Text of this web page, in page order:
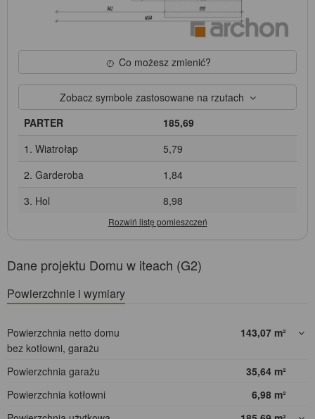
Co możesz zmienić?
Zobacz symbole zastosowane na rzutach
PARTER
185,69
1. Wiatrołap
5,79
2. Garderoba
1,84
3. Hol
8,98
Dane projektu Domu w iteach (G2)
Powierzchnie i wymiary
Powierzchnia netto domu
bez kotłowni, garażu
143,07 m²
Powierzchnia garażu 35,64 m²
Powierzchnia kotłowni
6,98 m²